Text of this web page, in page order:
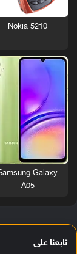
Nokia 5210
Galaxy
A05
تابعنا على